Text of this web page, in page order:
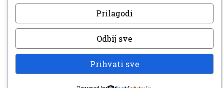
Prilagodi
Odbij sve
Prihvati sve